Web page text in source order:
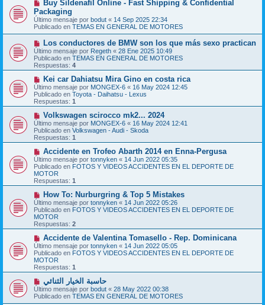
n
s
a
e
e
v
o
m
n
s
a
j
Buy Sildenafil Online - Fast Shipping & Confidential
Packaging
Último mensaje por bodut « 14 Sep 2025 22:34
Publicado en TEMAS EN GENERAL DE MOTORES
N
u
e
v
o
m
e
n
s
a
e
Los conductores de BMW son los que más sexo practican
Último mensaje por Regeth « 28 Ene 2025 10:49
Publicado en TEMAS EN GENERAL DE MOTORES
Respuestas: 4
N
u
e
v
o
m
e
n
s
a
e
Kei car Dahiatsu Mira Gino en costa rica
Último mensaje por MONGEX-6 « 16 May 2024 12:45
Publicado en Toyota - Daihatsu - Lexus
Respuestas: 1
N
u
e
v
o
m
e
n
s
a
j
e
Volkswagen scirocco mk2... 2024
Último mensaje por MONGEX-6 « 16 May 2024 12:41
Publicado en Volkswagen - Audi - Skoda
Respuestas: 1
N
u
e
v
o
m
e
n
s
a
j
e
Accidente en Trofeo Abarth 2014 en Enna-Pergusa
Último mensaje por tonnyken « 14 Jun 2022 05:35
Publicado en FOTOS Y VIDEOS ACCIDENTES EN EL DEPORTE DE
MOTOR
Respuestas: 1
N
u
e
v
o
m
n
s
a
j
e
How To: Nurburgring & Top 5 Mistakes
Último mensaje por tonnyken « 14 Jun 2022 05:26
Publicado en FOTOS Y VIDEOS ACCIDENTES EN EL DEPORTE DE
MOTOR
Respuestas: 2
N
u
e
v
o
m
n
s
a
Accidente de Valentina Tomasello - Rep. Dominicana
Último mensaje por tonnyken « 14 Jun 2022 05:05
Publicado en FOTOS Y VIDEOS ACCIDENTES EN EL DEPORTE DE
MOTOR
Respuestas: 1
u
e
v
حاسبة الخيار الثنائي
Último mensaje por bodut « 28 May 2022 00:38
Publicado en TEMAS EN GENERAL DE MOTORES